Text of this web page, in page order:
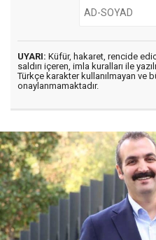
UYARI: Küfür, hakaret, rencide
saldırı içeren, imla kuralları ile
Türkçe karakter kullanılmayan ve
onaylanmamaktadır.